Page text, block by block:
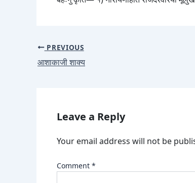
PREVIOUS
आशाकाजी शाक्य
Leave a Reply
Your email address will not be
Comment *